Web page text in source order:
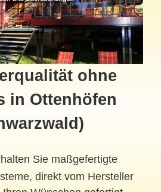
ohne
in Ottenhöfen
Sie maßgefertigte
direkt vom Hersteller